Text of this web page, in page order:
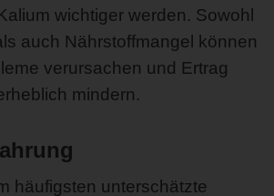
wichtiger werden. Sowohl
auch Nährstoffmangel können
verursachen und Ertrag
mindern.
häufigsten unterschätzte